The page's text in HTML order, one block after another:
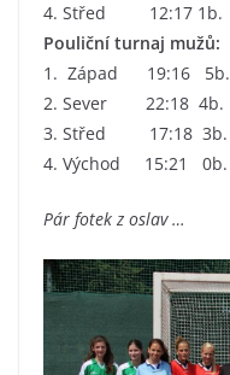
4. Střed 12:17 1b.
Pouliční turnaj mužů:
1. Západ 19:16 5b.
2. Sever 22:18 4b.
3. Střed 17:18 3b.
4. Východ 15:21 0b.
Pár fotek z oslav …